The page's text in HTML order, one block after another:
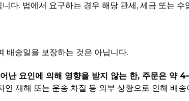
다. 법에서 요구하는 경우 해당 관세, 세금 또는
배송일을 보장하는 것은 아닙니다.
난 요인에 의해 영향을 받지 않는 한, 주문은 약
재해 또는 운송 차질 등 외부 상황으로 인해 배